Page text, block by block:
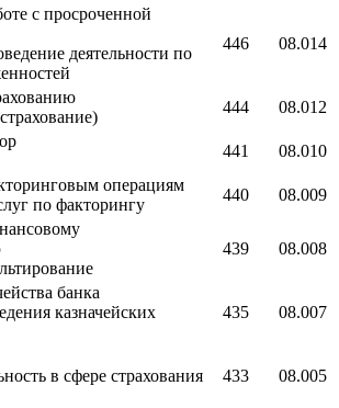
с просроченной
деятельности по
446 08.014
444
08.012
441
08.010
операциям
по факторингу
440
08.009
439 08.008
банка
казначейских
435 08.007
в сфере страхования
433 08.005